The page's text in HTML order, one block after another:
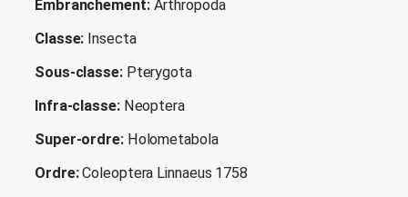
Embranchement: Arthropoda
Classe: Insecta
Sous-classe:Pterygota
Infra-classe:Neoptera
Super-ordre:Holometabola
Ordre:Coleoptera Linnaeus 1758